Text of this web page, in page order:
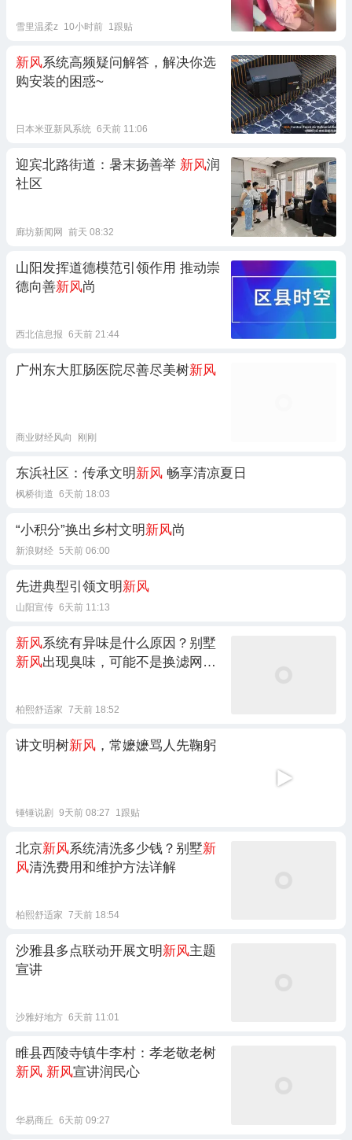
雪里温柔z 10小时前 1跟贴
新风系统高频疑问解答，解决你选
购安装的困惑~
日本米亚新风系统 6天前 11:06
迎宾北路街道：暑末扬善举 新风润
社区
廊坊新闻网 前天 08:32
山阳发挥道德模范引领作用 推动崇
德向善新风尚
西北信息报 6天前 21:44
广州东大肛肠医院尽善尽美树新风
商业财经风向 刚刚
东浜社区：传承文明新风 畅享清凉夏日
枫桥街道 6天前 18:03
“小积分”换出乡村文明新风尚
新浪财经 5天前 06:00
先进典型引领文明新风
山阳宣传 6天前 11:13
新风系统有异味是什么原因？别墅
新风出现臭味，可能不是换滤网这
柏熙舒适家 7天前 18:52
讲文明树新风 ，常嬷嬷骂人先鞠躬
锤锤说剧 9天前 08:27 1跟贴
北京新风系统清洗多少钱？别墅新
风清洗费用和维护方法详解
柏熙舒适家 7天前 18:54
沙雅县多点联动开展文明新风主题
宣讲
沙雅好地方 6天前 11:01
睢县西陵寺镇牛李村：孝老敬老树
新风 新风宣讲润民心
华易商丘 6天前 09:27